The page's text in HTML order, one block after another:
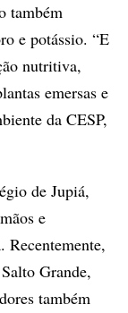
também
e potássio. “E
nutritiva,
emersas e
da CESP,
de Jupiá,
e
Recentemente,
Grande,
também